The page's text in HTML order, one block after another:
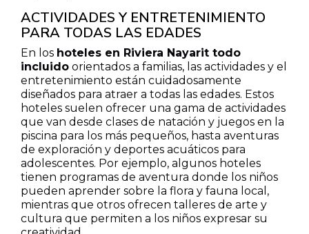
ACTIVIDADES Y ENTRETENIMIENTO
PARA TODAS LAS EDADES
En los hoteles en Riviera Nayarit todo
incluido orientados a familias, las actividades y el
entretenimiento están cuidadosamente
diseñados para atraer a todas las edades. Estos
hoteles suelen ofrecer una gama de actividades
que van desde clases de natación y juegos en la
piscina para los más pequeños, hasta aventuras
de exploración y deportes acuáticos para
adolescentes. Por ejemplo, algunos hoteles
tienen programas de aventura donde los niños
pueden aprender sobre la flora y fauna local,
mientras que otros ofrecen talleres de arte y
cultura que permiten a los niños expresar su